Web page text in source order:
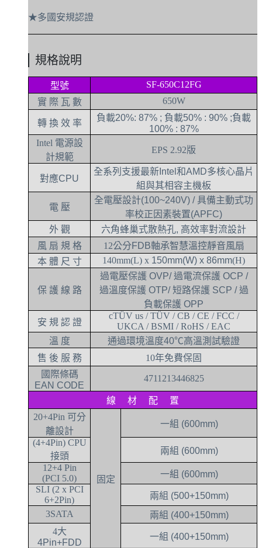
★多國安規認證
規格說明
型號
SF-650C12FG
實 際 瓦 數
650W
轉 換 效 率
負載20%: 87% ; 負載50% : 90% ;負載
100% : 87%
Intel 電源設
計規範
EPS 2.92版
對應CPU
全系列支援最新Intel和AMD多核心晶片
組與其相容主機板
電 壓
全電壓設計(100~240V) / 具備主動式功
率校正因素裝置(APFC)
外 觀
六角蜂巢式散熱孔, 高效率對流設計
風 扇 規 格
12公分FDB軸承智慧溫控靜音風扇
本 體 尺 寸
140mm(L) x 150mm(W) x 86mm(H)
保 護 線 路
過電壓保護 OVP/ 過電流保護 OCP /
過溫度保護 OTP/ 短路保護 SCP / 過
負載保護 OPP
安 規 認 證
cTÜV us / TÜV / CB / CE / FCC /
UKCA / BSMI / RoHS / EAC
溫 度
通過環境溫度40℃高溫測試驗證
售 後 服 務
10年免費保固
國際條碼
EAN CODE
4711213446825
線 材 配 置
20+4Pin 可分
離設計
固定
一組 (600mm)
(4+4Pin) CPU
接頭
兩組 (600mm)
12+4 Pin
(PCI 5.0)
一組 (600mm)
SLI (2 x PCI
6+2Pin)
兩組 (500+150mm)
3SATA
兩組 (400+150mm)
4大
4Pin+FDD
一組 (400+150mm)